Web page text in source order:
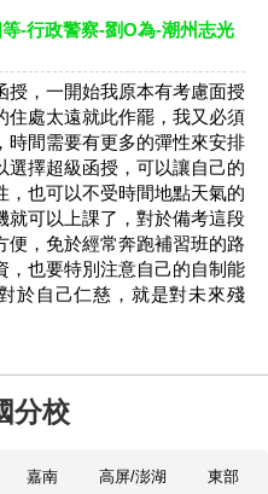
-行政警察-劉O為-潮州志光
授，一開始我原本有考慮面授
住處太遠就此作罷，我又必須
時間需要有更多的彈性來安排
選擇超級函授，可以讓自己的
，也可以不受時間地點天氣的
就可以上課了，對於備考這段
便，免於經常奔跑補習班的路
，也要特別注意自己的自制能
於自己仁慈，就是對未來殘
分校
嘉南 高屏/澎湖 東部